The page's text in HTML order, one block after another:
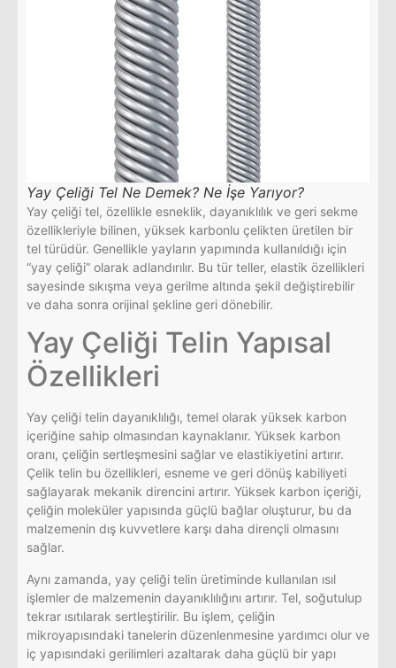
Yay Çeliği Tel Ne Demek? Ne İşe Yarıyor?
Yay çeliği tel, özellikle esneklik, dayanıklılık ve geri sekme
özellikleriyle bilinen, yüksek karbonlu çelikten üretilen bir
tel türüdür. Genellikle yayların yapımında kullanıldığı için
“yay çeliği” olarak adlandırılır. Bu tür teller, elastik özellikleri
sayesinde sıkışma veya gerilme altında şekil değiştirebilir
ve daha sonra orijinal şekline geri dönebilir.
Yay Çeliği Telin Yapısal
Özellikleri
Yay çeliği telin dayanıklılığı, temel olarak yüksek karbon
içeriğine sahip olmasından kaynaklanır. Yüksek karbon
oranı, çeliğin sertleşmesini sağlar ve elastikiyetini artırır.
Çelik telin bu özellikleri, esneme ve geri dönüş kabiliyeti
sağlayarak mekanik direncini artırır. Yüksek karbon içeriği,
çeliğin moleküler yapısında güçlü bağlar oluşturur, bu da
malzemenin dış kuvvetlere karşı daha dirençli olmasını
sağlar.
Aynı zamanda, yay çeliği telin üretiminde kullanılan ısıl
işlemler de malzemenin dayanıklılığını artırır. Tel, soğutulup
tekrar ısıtılarak sertleştirilir. Bu işlem, çeliğin
mikroyapısındaki tanelerin düzenlenmesine yardımcı olur ve
iç yapısındaki gerilimleri azaltarak daha güçlü bir yapı